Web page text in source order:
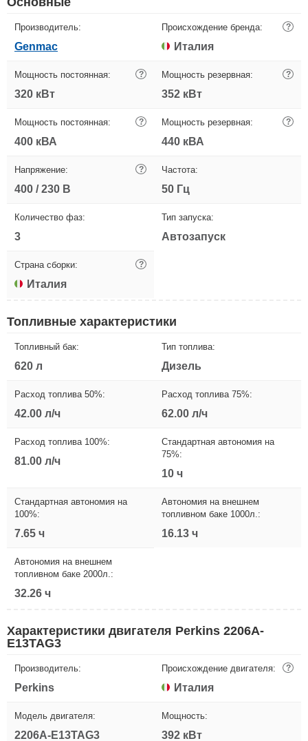
Производитель:
Genmac
Происхождение бренда: ?
Италия
Мощность постоянная: ?
320 кВт
Мощность резервная: ?
352 кВт
Мощность постоянная: ?
400 кВА
Мощность резервная: ?
440 кВА
Напряжение: ?
400 / 230 В
Частота:
50 Гц
Количество фаз:
3
Тип запуска:
Автозапуск
Страна сборки: ?
Италия
Топливные характеристики
Топливный бак:
620 л
Тип топлива:
Дизель
Расход топлива 50%:
42.00 л/ч
Расход топлива 75%:
62.00 л/ч
Расход топлива 100%:
81.00 л/ч
Стандартная автономия на
75%:
10 ч
Стандартная автономия на
100%:
7.65 ч
Автономия на внешнем
топливном баке 1000л.:
16.13 ч
Автономия на внешнем
топливном баке 2000л.:
32.26 ч
Характеристики двигателя Perkins 2206A-
E13TAG3
Производитель:
Perkins
Происхождение двигателя: ?
Италия
Модель двигателя:
2206A-E13TAG3
Мощность:
392 кВт